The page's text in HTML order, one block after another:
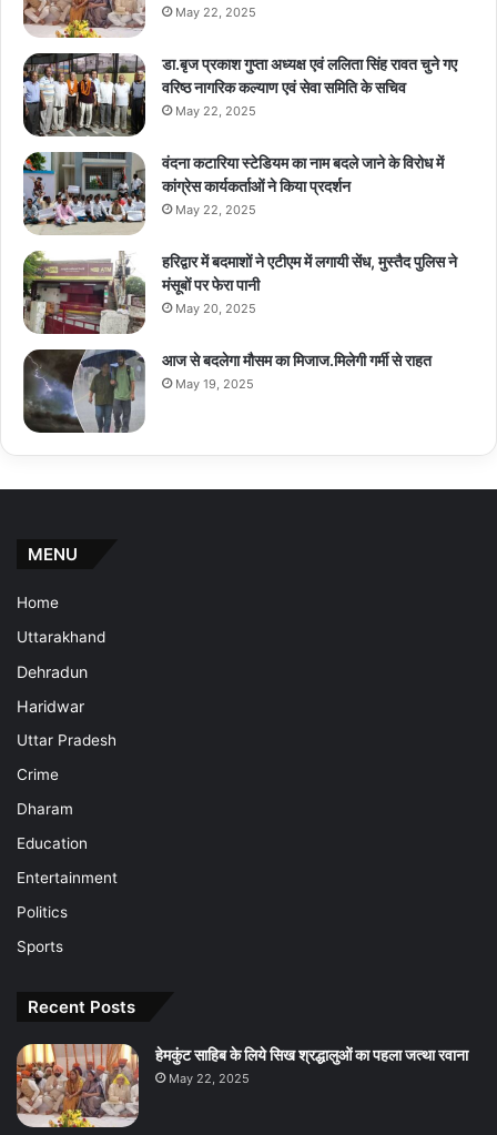
May 22, 2025
डा.बृज प्रकाश गुप्ता अध्यक्ष एवं ललिता सिंह रावत चुने गए
वरिष्ठ नागरिक कल्याण एवं सेवा समिति के सचिव
May 22, 2025
वंदना कटारिया स्टेडियम का नाम बदले जाने के विरोध में
कांग्रेस कार्यकर्ताओं ने किया प्रदर्शन
May 22, 2025
हरिद्वार में बदमाशों ने एटीएम में लगायी सेंध, मुस्तैद पुलिस ने
मंसूबों पर फेरा पानी
May 20, 2025
आज से बदलेगा मौसम का मिजाज.मिलेगी गर्मी से राहत
May 19, 2025
MENU
Home
Uttarakhand
Dehradun
Haridwar
Uttar Pradesh
Crime
Dharam
Education
Entertainment
Politics
Sports
Recent Posts
हेमकुंट साहिब के लिये सिख श्रद्धालुओं का पहला जत्था रवाना
May 22, 2025